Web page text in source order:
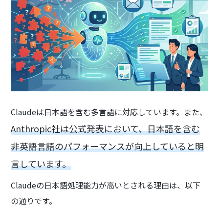
Claudeは日本語を含む多言語に対応しています。また、
Anthropic社は公式発表において、日本語を含む
非英語言語のパフォーマンスが向上していると明
言しています。
Claudeの日本語処理能力が高いとされる理由は、以下
の通りです。